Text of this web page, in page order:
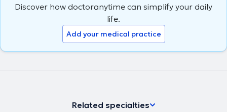
Discover how doctoranytime can simplify your daily
life.
Add your medical practice
Related specialties